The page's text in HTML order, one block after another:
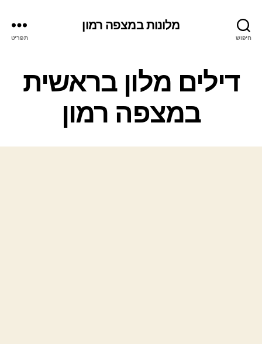
חיפוש
מלונות במצפה רמון
תפריט
ק
ג
ו
ר
ו
דילים מלון בראשית
במצפה רמון